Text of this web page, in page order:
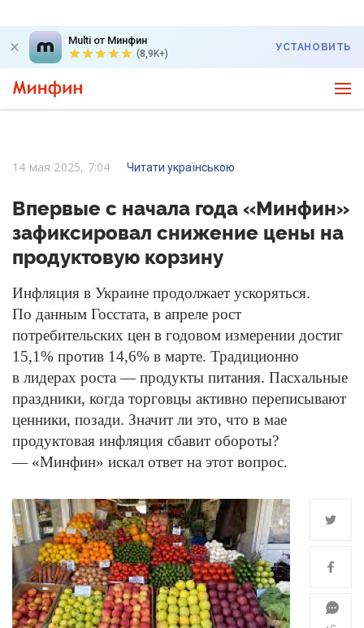
Multi от Минфин
(8,9K+)
УСТАНОВИТЬ
14 мая 2025, 7:04 Читати українською
Впервые с начала года «Минфин»
зафиксировал снижение цены на
продуктовую корзину
Инфляция в Украине продолжает ускоряться.
По данным Госстата, в апреле рост
потребительских цен в годовом измерении достиг
15,1% против 14,6% в марте. Традиционно
в лидерах роста — продукты питания. Пасхальные
праздники, когда торговцы активно переписывают
ценники, позади. Значит ли это, что в мае
продуктовая инфляция сбавит обороты?
— «Минфин» искал ответ на этот вопрос.